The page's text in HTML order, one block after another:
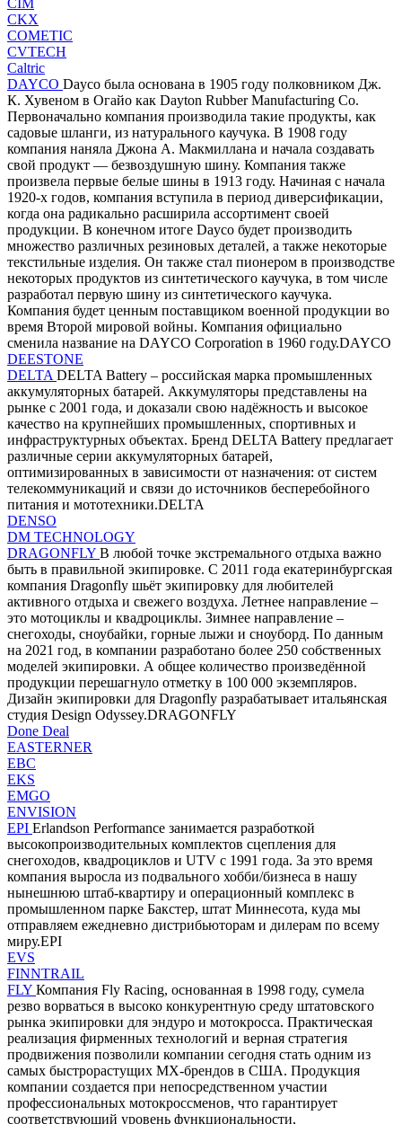
CKX
COMETIC
CVTECH
Caltric
DAYCO Dayco была основана в 1905 году полковником Дж.
К. Хувеном в Огайо как Dayton Rubber Manufacturing Co.
Первоначально компания производила такие продукты, как
садовые шланги, из натурального каучука. В 1908 году
компания наняла Джона А. Макмиллана и начала создавать
свой продукт — безвоздушную шину. Компания также
произвела первые белые шины в 1913 году. Начиная с начала
1920-х годов, компания вступила в период диверсификации,
когда она радикально расширила ассортимент своей
продукции. В конечном итоге Dayco будет производить
множество различных резиновых деталей, а также некоторые
текстильные изделия. Он также стал пионером в производстве
некоторых продуктов из синтетического каучука, в том числе
разработал первую шину из синтетического каучука.
Компания будет ценным поставщиком военной продукции во
время Второй мировой войны. Компания официально
сменила название на DAYCO Corporation в 1960 году.DAYCO
DEESTONE
DELTA DELTA Battery – российская марка промышленных
аккумуляторных батарей. Аккумуляторы представлены на
рынке с 2001 года, и доказали свою надёжность и высокое
качество на крупнейших промышленных, спортивных и
инфраструктурных объектах. Бренд DELTA Battery предлагает
различные серии аккумуляторных батарей,
оптимизированных в зависимости от назначения: от систем
телекоммуникаций и связи до источников бесперебойного
питания и мототехники.DELTA
DENSO
DM TECHNOLOGY
DRAGONFLY В любой точке экстремального отдыха важно
быть в правильной экипировке. С 2011 года екатеринбургская
компания Dragonfly шьёт экипировку для любителей
активного отдыха и свежего воздуха. Летнее направление –
это мотоциклы и квадроциклы. Зимнее направление –
снегоходы, сноубайки, горные лыжи и сноуборд. По данным
на 2021 год, в компании разработано более 250 собственных
моделей экипировки. А общее количество произведённой
продукции перешагнуло отметку в 100 000 экземпляров.
Дизайн экипировки для Dragonfly разрабатывает итальянская
студия Design Odyssey.DRAGONFLY
Done Deal
EASTERNER
EBC
EKS
EMGO
ENVISION
EPI Erlandson Performance занимается разработкой
высокопроизводительных комплектов сцепления для
снегоходов, квадроциклов и UTV с 1991 года. За это время
компания выросла из подвального хобби/бизнеса в нашу
нынешнюю штаб-квартиру и операционный комплекс в
промышленном парке Бакстер, штат Миннесота, куда мы
отправляем ежедневно дистрибьюторам и дилерам по всему
миру.EPI
EVS
FINNTRAIL
FLY Компания Fly Racing, основанная в 1998 году, сумела
резво ворваться в высоко конкурентную среду штатовского
рынка экипировки для эндуро и мотокросса. Практическая
реализация фирменных технологий и верная стратегия
продвижения позволили компании сегодня стать одним из
самых быстрорастущих MX-брендов в США. Продукция
компании создается при непосредственном участии
профессиональных мотокроссменов, что гарантирует
соответствующий уровень функциональности,